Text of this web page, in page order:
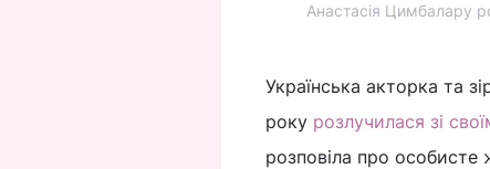
Анастасія Цимбалару
Українська акторка та
року розлучилася зі
розповіла про особисте